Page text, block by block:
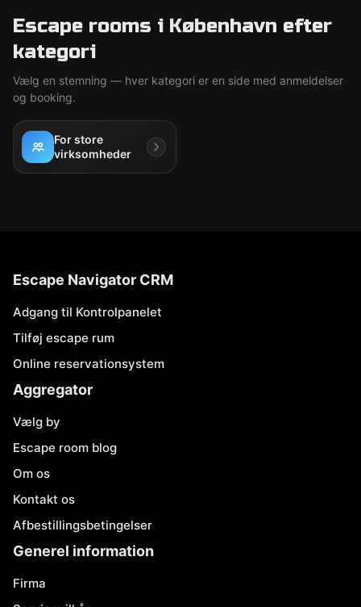
Escape rooms i København efter
kategori
Vælg en stemning — hver kategori er en side med anmeldelser
og booking.
For store
virksomheder
Escape Navigator CRM
Adgang til Kontrolpanelet
Tilføj escape rum
Online reservationsystem
Aggregator
Vælg by
Escape room blog
Om os
Kontakt os
Afbestillingsbetingelser
Generel information
Firma